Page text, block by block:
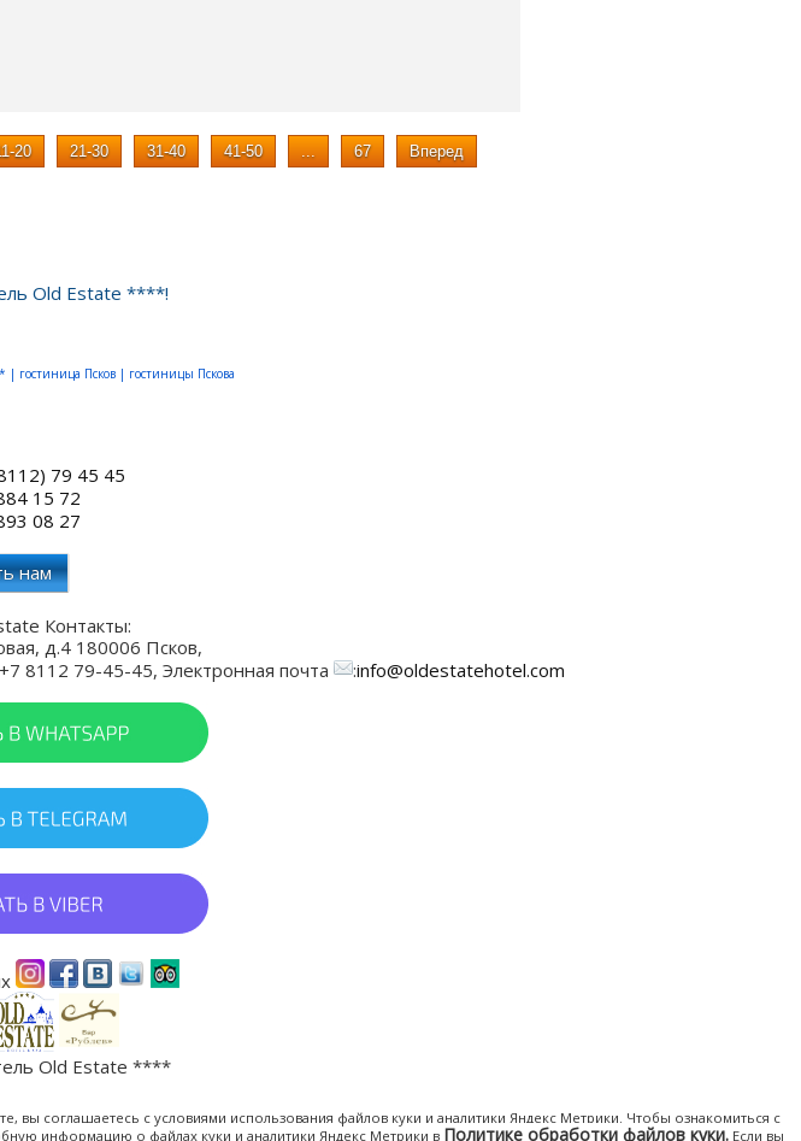
20 21-30 31-40 41-50 67 Вперед
Old Estate ****!
| гостиница Псков | гостиницы Пскова
79 45 45
15 72
08 27
нам
Контакты:
д.4 180006 Псков,
+7 8112 79-45-45, Электронная почта :info@oldestatehotel.com
Old Estate ****
соглашаетесь с условиями использования файлов куки и аналитики Яндекс Метрики. Чтобы ознакомиться с
информацию о файлах куки и аналитики Яндекс Метрики в Политике обработки файлов куки. Если вы